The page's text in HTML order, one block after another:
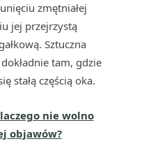
zmętniałej
jej przejrzystą
Sztuczna
tam, gdzie
stałą częścią oka.
nie wolno
objawów?